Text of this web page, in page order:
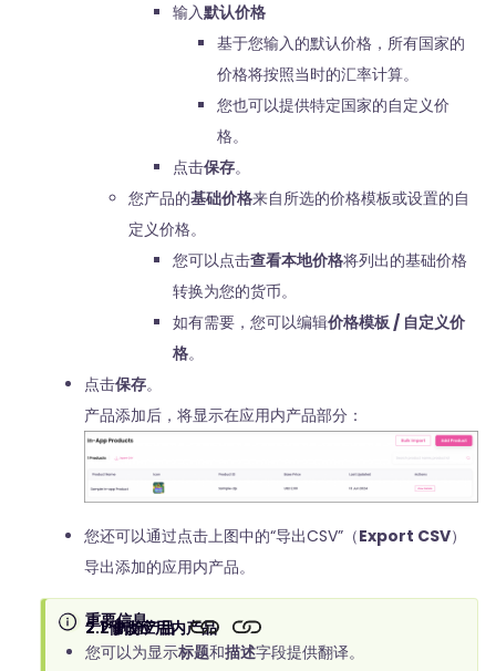
输入默认价格
基于您输入的默认价格，所有国家的
价格将按照当时的汇率计算。
您也可以提供特定国家的自定义价
格。
点击保存。
您产品的基础价格来自所选的价格模板或设置的自
定义价格。
您可以点击查看本地价格将列出的基础价格
转换为您的货币。
如有需要，您可以编辑价格模板 / 自定义价
格。
点击保存。
产品添加后，将显示在应用内产品部分：
您还可以通过点击上图中的“导出CSV”（Export CSV）
导出添加的应用内产品。
重要信息
您可以为显示标题和描述字段提供翻译。
2.1 修改应用内产品
2.2 删除产品